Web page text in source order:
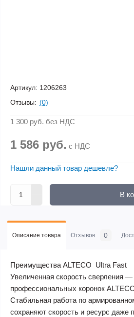
Артикул: 1206263
Отзывы: (0)
1 300 руб. без НДС
1 586 руб. с НДС
Нашли данный товар дешевле?
В
Описание товара Отзывов 0
Преимущества ALTECO Ultra Fast ​​
Увеличенная скорость сверления
профессиональных коронок
Стабильная работа по
сохраняют скорость и ресурс даже